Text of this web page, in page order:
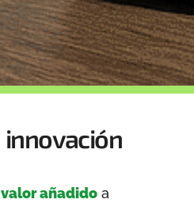
valor añadidoa